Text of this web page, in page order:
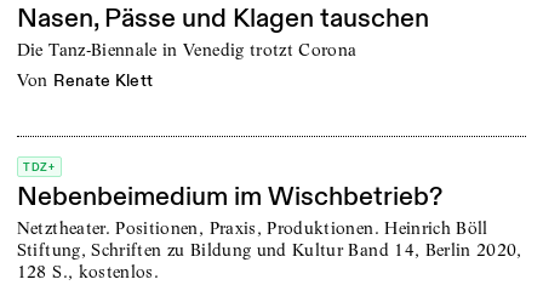
Nasen, Pässe und Klagen tauschen
Die Tanz-Biennale in Venedig trotzt Corona
von Renate Klett
TDZ+
Nebenbeimedium im Wischbetrieb?
Netztheater. Positionen, Praxis, Produktionen. Heinrich Böll
Stiftung, Schriften zu Bildung und Kultur Band 14, Berlin 2020,
128 S., kostenlos.